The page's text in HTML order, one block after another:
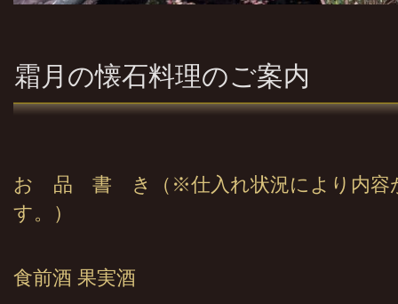
霜月の懐石料理のご案内
お 品 書 き（※仕入れ状況により内容
す。）
食前酒 果実酒